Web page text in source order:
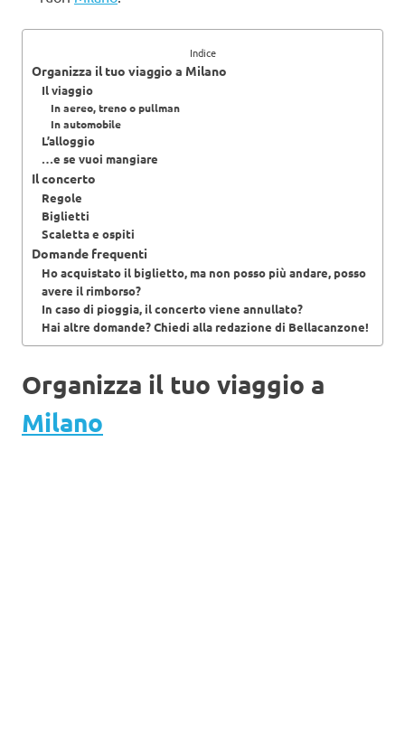
Indice
Organizza il tuo viaggio a Milano
Il viaggio
In aereo, treno o pullman
In automobile
L’alloggio
…e se vuoi mangiare
Il concerto
Regole
Biglietti
Scaletta e ospiti
Domande frequenti
Ho acquistato il biglietto, ma non posso più andare, posso
avere il rimborso?
In caso di pioggia, il concerto viene annullato?
Hai altre domande? Chiedi alla redazione di Bellacanzone!
Organizza il tuo viaggio a
Milano